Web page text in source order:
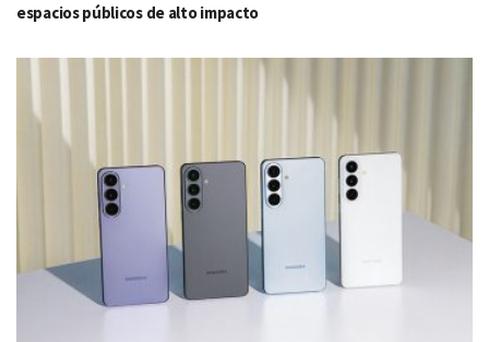
espacios públicos de alto impacto